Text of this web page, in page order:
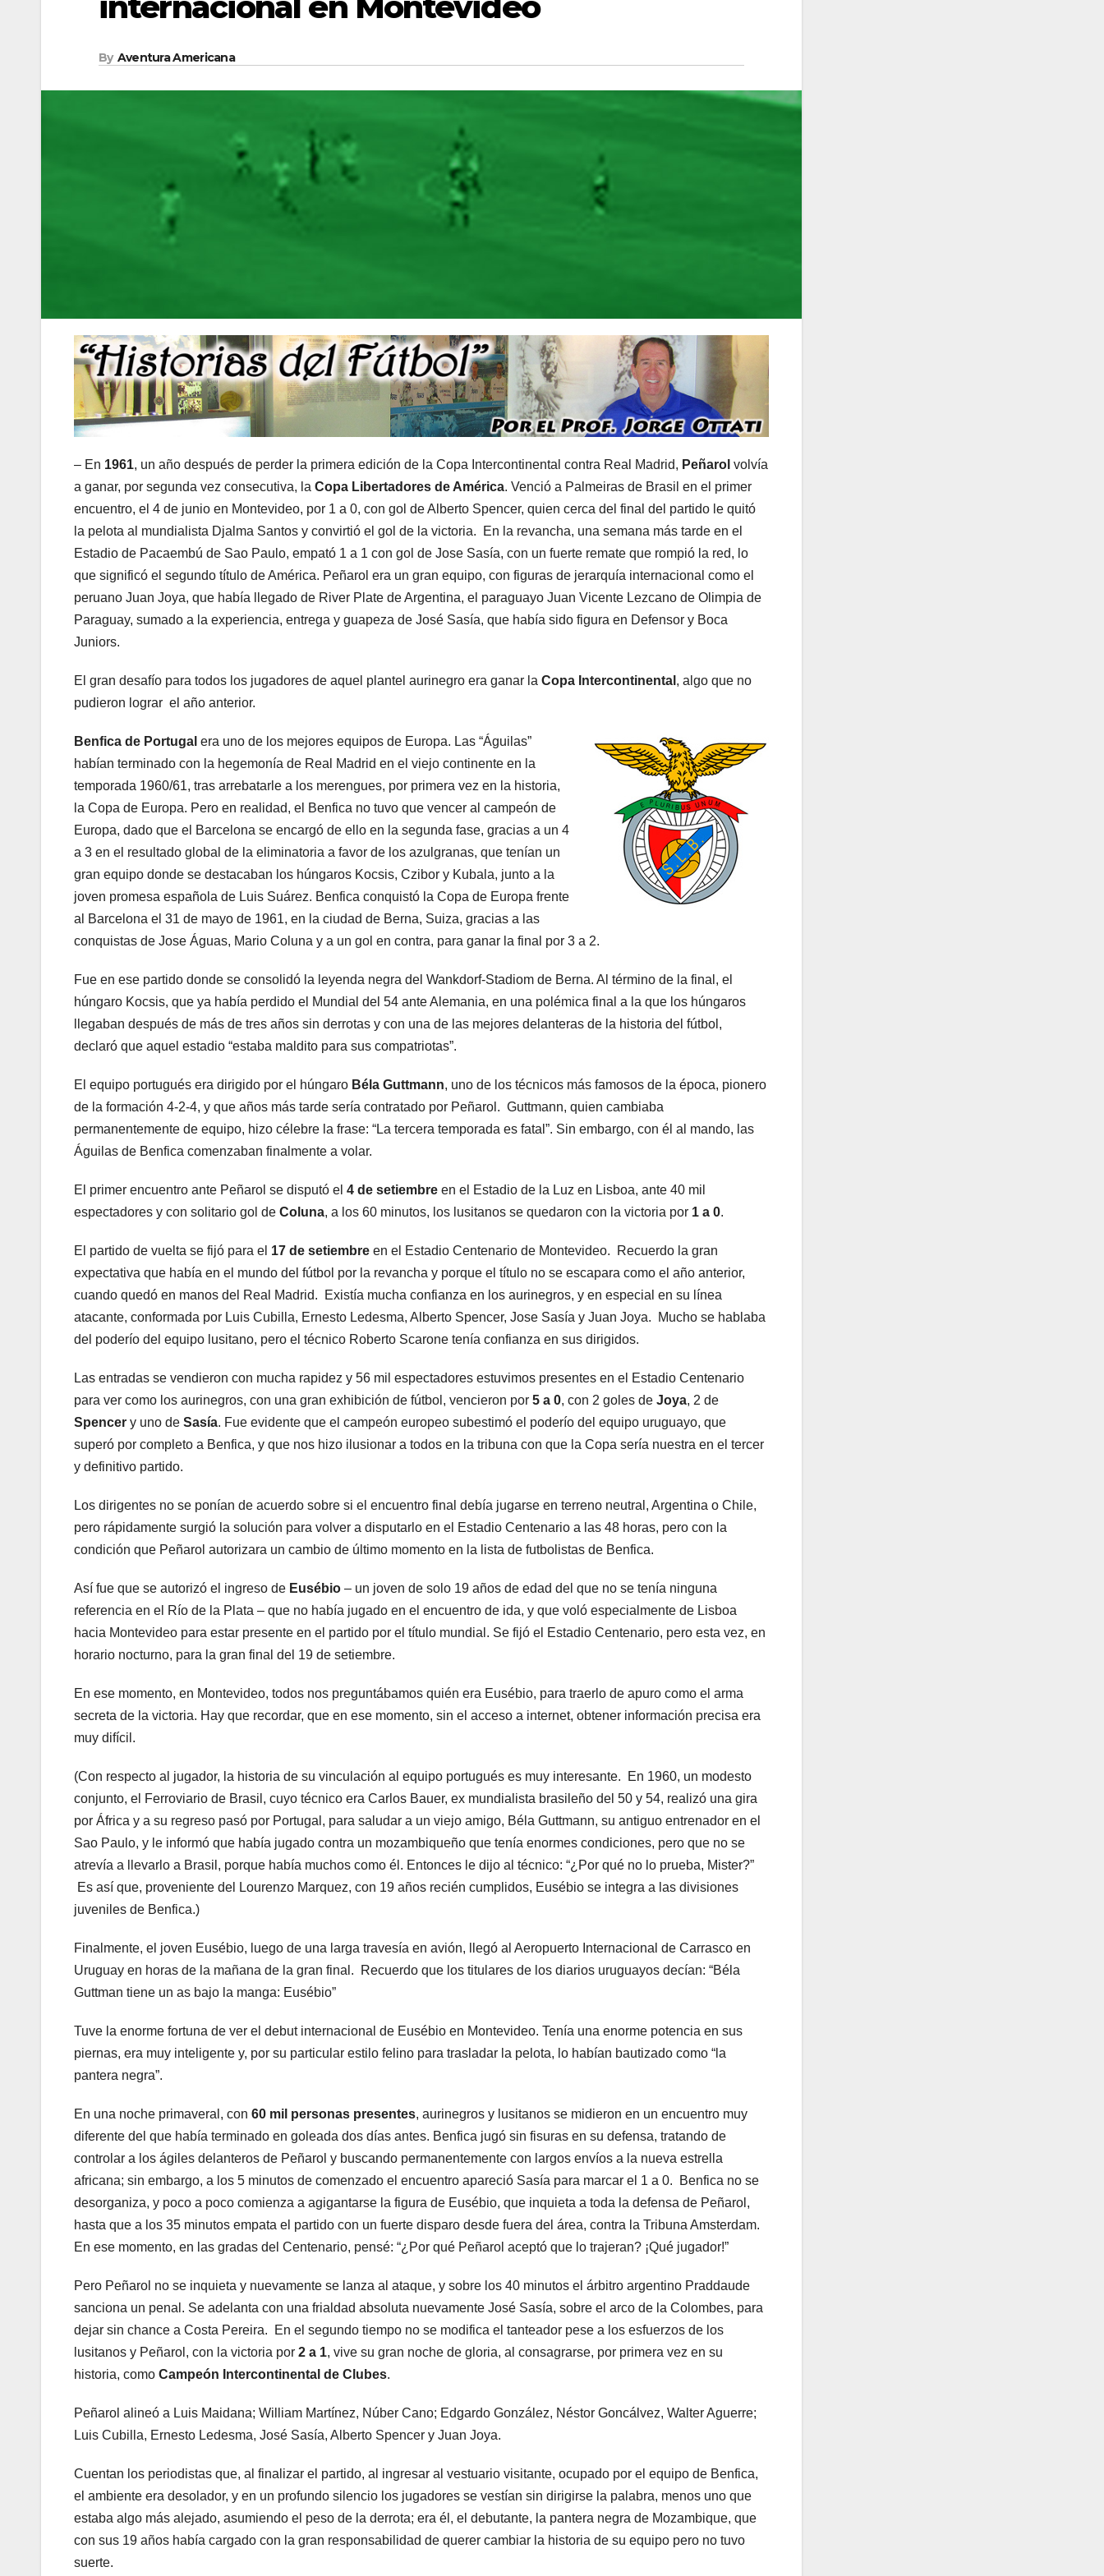
By Aventura Americana
– En 1961, un año después de perder la primera edición de la Copa Intercontinental contra Real Madrid, Peñarol volvía
a ganar, por segunda vez consecutiva, la Copa Libertadores de América. Venció a Palmeiras de Brasil en el primer
encuentro, el 4 de junio en Montevideo, por 1 a 0, con gol de Alberto Spencer, quien cerca del final del partido le quitó
la pelota al mundialista Djalma Santos y convirtió el gol de la victoria. En la revancha, una semana más tarde en el
Estadio de Pacaembú de Sao Paulo, empató 1 a 1 con gol de Jose Sasía, con un fuerte remate que rompió la red, lo
que significó el segundo título de América. Peñarol era un gran equipo, con figuras de jerarquía internacional como el
peruano Juan Joya, que había llegado de River Plate de Argentina, el paraguayo Juan Vicente Lezcano de Olimpia de
Paraguay, sumado a la experiencia, entrega y guapeza de José Sasía, que había sido figura en Defensor y Boca
Juniors.
El gran desafío para todos los jugadores de aquel plantel aurinegro era ganar la Copa Intercontinental , algo que no
pudieron lograr el año anterior.
Benfica de Portugal era uno de los mejores equipos de Europa. Las “Águilas”
habían terminado con la hegemonía de Real Madrid en el viejo continente en la
temporada 1960/61, tras arrebatarle a los merengues, por primera vez en la historia,
la Copa de Europa. Pero en realidad, el Benfica no tuvo que vencer al campeón de
Europa, dado que el Barcelona se encargó de ello en la segunda fase, gracias a un 4
a 3 en el resultado global de la eliminatoria a favor de los azulgranas, que tenían un
gran equipo donde se destacaban los húngaros Kocsis, Czibor y Kubala, junto a la
joven promesa española de Luis Suárez. Benfica conquistó la Copa de Europa frente
al Barcelona el 31 de mayo de 1961, en la ciudad de Berna, Suiza, gracias a las
conquistas de Jose Águas, Mario Coluna y a un gol en contra, para ganar la final por 3 a 2.
Fue en ese partido donde se consolidó la leyenda negra del Wankdorf-Stadiom de Berna. Al término de la final, el
húngaro Kocsis, que ya había perdido el Mundial del 54 ante Alemania, en una polémica final a la que los húngaros
llegaban después de más de tres años sin derrotas y con una de las mejores delanteras de la historia del fútbol,
declaró que aquel estadio “estaba maldito para sus compatriotas”.
El equipo portugués era dirigido por el húngaro Béla Guttmann, uno de los técnicos más famosos de la época, pionero
de la formación 4-2-4, y que años más tarde sería contratado por Peñarol. Guttmann, quien cambiaba
permanentemente de equipo, hizo célebre la frase: “La tercera temporada es fatal”. Sin embargo, con él al mando, las
Águilas de Benfica comenzaban finalmente a volar.
El primer encuentro ante Peñarol se disputó el 4 de setiembre en el Estadio de la Luz en Lisboa, ante 40 mil
espectadores y con solitario gol de Coluna, a los 60 minutos, los lusitanos se quedaron con la victoria por 1 a 0.
El partido de vuelta se fijó para el 17 de setiembre en el Estadio Centenario de Montevideo. Recuerdo la gran
expectativa que había en el mundo del fútbol por la revancha y porque el título no se escapara como el año anterior,
cuando quedó en manos del Real Madrid. Existía mucha confianza en los aurinegros, y en especial en su línea
atacante, conformada por Luis Cubilla, Ernesto Ledesma, Alberto Spencer, Jose Sasía y Juan Joya. Mucho se hablaba
del poderío del equipo lusitano, pero el técnico Roberto Scarone tenía confianza en sus dirigidos.
Las entradas se vendieron con mucha rapidez y 56 mil espectadores estuvimos presentes en el Estadio Centenario
para ver como los aurinegros, con una gran exhibición de fútbol, vencieron por 5 a 0, con 2 goles de Joya, 2 de
Spencer y uno de Sasía. Fue evidente que el campeón europeo subestimó el poderío del equipo uruguayo, que
superó por completo a Benfica, y que nos hizo ilusionar a todos en la tribuna con que la Copa sería nuestra en el tercer
y definitivo partido.
Los dirigentes no se ponían de acuerdo sobre si el encuentro final debía jugarse en terreno neutral, Argentina o Chile,
pero rápidamente surgió la solución para volver a disputarlo en el Estadio Centenario a las 48 horas, pero con la
condición que Peñarol autorizara un cambio de último momento en la lista de futbolistas de Benfica.
Así fue que se autorizó el ingreso de Eusébio – un joven de solo 19 años de edad del que no se tenía ninguna
referencia en el Río de la Plata – que no había jugado en el encuentro de ida, y que voló especialmente de Lisboa
hacia Montevideo para estar presente en el partido por el título mundial. Se fijó el Estadio Centenario, pero esta vez, en
horario nocturno, para la gran final del 19 de setiembre.
En ese momento, en Montevideo, todos nos preguntábamos quién era Eusébio, para traerlo de apuro como el arma
secreta de la victoria. Hay que recordar, que en ese momento, sin el acceso a internet, obtener información precisa era
muy difícil.
(Con respecto al jugador, la historia de su vinculación al equipo portugués es muy interesante. En 1960, un modesto
conjunto, el Ferroviario de Brasil, cuyo técnico era Carlos Bauer, ex mundialista brasileño del 50 y 54, realizó una gira
por África y a su regreso pasó por Portugal, para saludar a un viejo amigo, Béla Guttmann, su antiguo entrenador en el
Sao Paulo, y le informó que había jugado contra un mozambiqueño que tenía enormes condiciones, pero que no se
atrevía a llevarlo a Brasil, porque había muchos como él. Entonces le dijo al técnico: “¿Por qué no lo prueba, Mister?”
Es así que, proveniente del Lourenzo Marquez, con 19 años recién cumplidos, Eusébio se integra a las divisiones
juveniles de Benfica.)
Finalmente, el joven Eusébio, luego de una larga travesía en avión, llegó al Aeropuerto Internacional de Carrasco en
Uruguay en horas de la mañana de la gran final. Recuerdo que los titulares de los diarios uruguayos decían: “Béla
Guttman tiene un as bajo la manga: Eusébio”
Tuve la enorme fortuna de ver el debut internacional de Eusébio en Montevideo. Tenía una enorme potencia en sus
piernas, era muy inteligente y, por su particular estilo felino para trasladar la pelota, lo habían bautizado como “la
pantera negra”.
En una noche primaveral, con 60 mil personas presentes, aurinegros y lusitanos se midieron en un encuentro muy
diferente del que había terminado en goleada dos días antes. Benfica jugó sin fisuras en su defensa, tratando de
controlar a los ágiles delanteros de Peñarol y buscando permanentemente con largos envíos a la nueva estrella
africana; sin embargo, a los 5 minutos de comenzado el encuentro apareció Sasía para marcar el 1 a 0. Benfica no se
desorganiza, y poco a poco comienza a agigantarse la figura de Eusébio, que inquieta a toda la defensa de Peñarol,
hasta que a los 35 minutos empata el partido con un fuerte disparo desde fuera del área, contra la Tribuna Amsterdam.
En ese momento, en las gradas del Centenario, pensé: “¿Por qué Peñarol aceptó que lo trajeran? ¡Qué jugador!”
Pero Peñarol no se inquieta y nuevamente se lanza al ataque, y sobre los 40 minutos el árbitro argentino Praddaude
sanciona un penal. Se adelanta con una frialdad absoluta nuevamente José Sasía, sobre el arco de la Colombes, para
dejar sin chance a Costa Pereira. En el segundo tiempo no se modifica el tanteador pese a los esfuerzos de los
lusitanos y Peñarol, con la victoria por 2 a 1, vive su gran noche de gloria, al consagrarse, por primera vez en su
historia, como Campeón Intercontinental de Clubes.
Peñarol alineó a Luis Maidana; William Martínez, Núber Cano; Edgardo González, Néstor Goncálvez, Walter Aguerre;
Luis Cubilla, Ernesto Ledesma, José Sasía, Alberto Spencer y Juan Joya.
Cuentan los periodistas que, al finalizar el partido, al ingresar al vestuario visitante, ocupado por el equipo de Benfica,
el ambiente era desolador, y en un profundo silencio los jugadores se vestían sin dirigirse la palabra, menos uno que
estaba algo más alejado, asumiendo el peso de la derrota; era él, el debutante, la pantera negra de Mozambique, que
con sus 19 años había cargado con la gran responsabilidad de querer cambiar la historia de su equipo pero no tuvo
suerte.